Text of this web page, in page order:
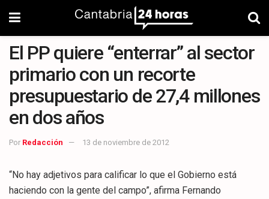
El PP quiere “enterrar” al sector
primario con un recorte
presupuestario de 27,4 millones
en dos años
Por Redacción 13 de noviembre de 2012
“No hay adjetivos para calificar lo que el Gobierno está
haciendo con la gente del campo”, afirma Fernando